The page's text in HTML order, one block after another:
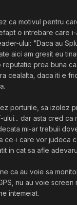
ca motivul pentru
o intrebare care
ului: "Daca au
aici am gresit eu
reputatie prea buna
cealalta, daca iti e
porturile, sa izolez
ului... dar asta cred ca
mi-ar trebuii
ce-i care vor judeca
in cat sa afle
ca au voie sa
nu au voie screen
intemeiat.